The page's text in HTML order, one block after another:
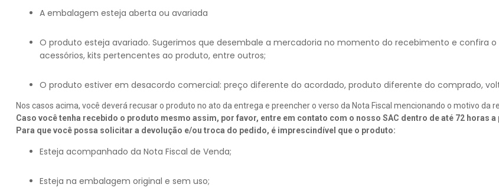
A embalagem esteja aberta ou avariada
O produto esteja avariado. Sugerimos que desembale a mercadoria no momento do recebimento e confira
acessórios, kits pertencentes ao produto, entre outros;
O produto estiver em desacordo comercial: preço diferente do acordado, produto diferente do comprado,
Nos casos acima, você deverá recusar o produto no ato da entrega e preencher o verso da Nota Fiscal mencionando o motivo da
Caso você tenha recebido o produto mesmo assim, por favor, entre em contato com o nosso SAC dentro de até 72 horas
Para que você possa solicitar a devolução e/ou troca do pedido, é imprescindível que o produto:
Esteja acompanhado da Nota Fiscal de Venda;
Esteja na embalagem original e sem uso;